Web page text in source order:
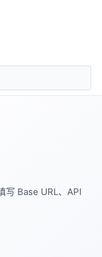
写 Base URL、API